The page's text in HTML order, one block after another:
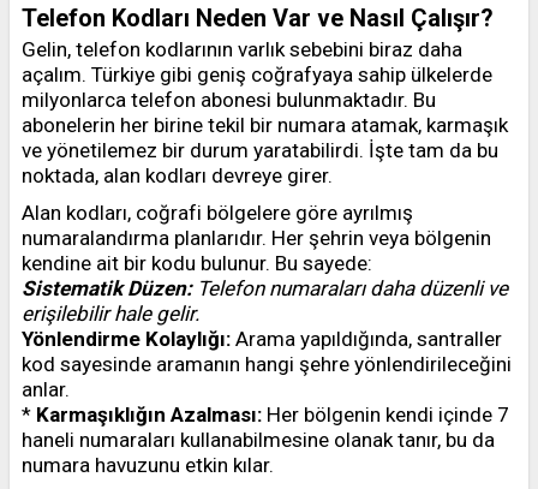
Telefon Kodları Neden Var ve Nasıl Çalışır?
Gelin, telefon kodlarının varlık sebebini biraz daha
açalım. Türkiye gibi geniş coğrafyaya sahip ülkelerde
milyonlarca telefon abonesi bulunmaktadır. Bu
abonelerin her birine tekil bir numara atamak, karmaşık
ve yönetilemez bir durum yaratabilirdi. İşte tam da bu
noktada, alan kodları devreye girer.
Alan kodları, coğrafi bölgelere göre ayrılmış
numaralandırma planlarıdır. Her şehrin veya bölgenin
kendine ait bir kodu bulunur. Bu sayede:
Sistematik Düzen:Telefon numaraları daha düzenli ve
erişilebilir hale gelir.
Yönlendirme Kolaylığı: Arama yapıldığında, santraller
kod sayesinde aramanın hangi şehre yönlendirileceğini
anlar.
* Karmaşıklığın Azalması: Her bölgenin kendi içinde 7
haneli numaraları kullanabilmesine olanak tanır, bu da
numara havuzunu etkin kılar.